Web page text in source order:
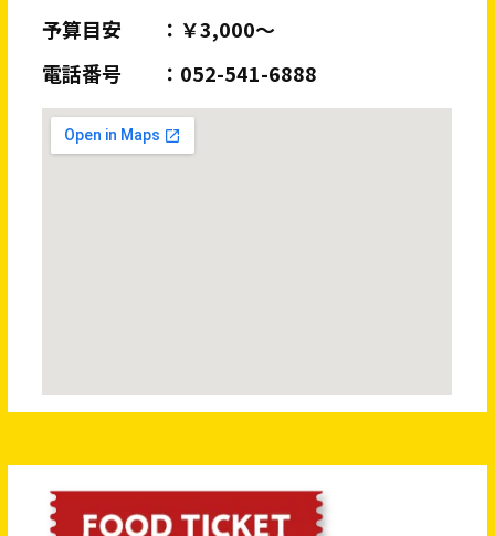
予算目安
￥3,000～
電話番号
052-541-6888